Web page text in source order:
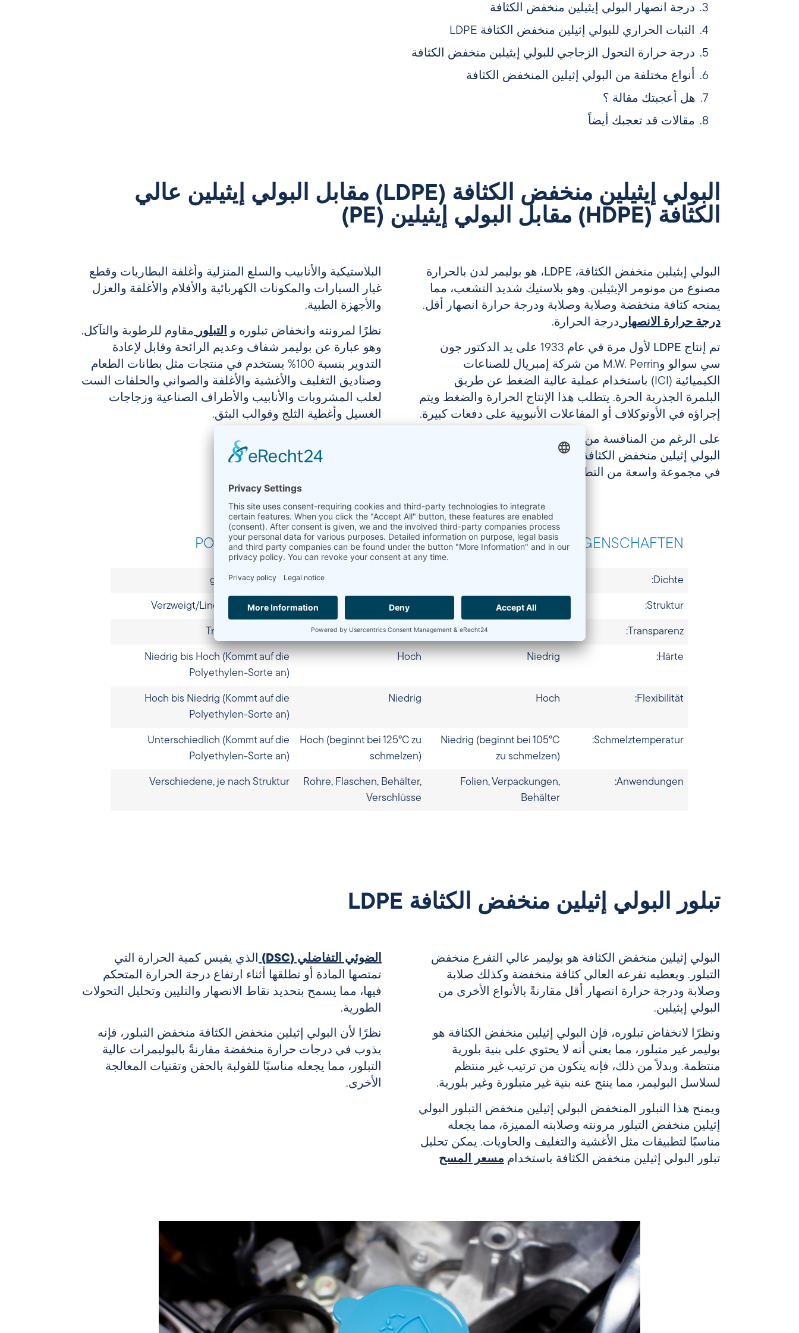
درجة انصهار البولي إيثيلين منخفض الكثافة
الثبات الحراري للبولي إثيلين منخفض الكثافة LDPE
درجة حرارة التحول الزجاجي للبولي إيثيلين منخفض الكثافة
أنواع مختلفة من البولي إثيلين المنخفض الكثافة
هل أعجبتك مقالة ؟
مقالات قد تعجبك أيضاً
البولي إيثيلين منخفض الكثافة (LDPE) مقابل البولي إيثيلين عالي
الكثافة (HDPE) مقابل البولي إيثيلين (PE)
البولي إيثيلين منخفض الكثافة، LDPE،
هو بوليمر لدن بالحرارة
مصنوع من مونومر الإيثيلين. وهو بلاستيك شديد التشعب، مما
يمنحه كثافة منخفضة وصلابة وصلابة ودرجة حرارة انصهار أقل.
درجة حرارة الانصهار درجة الحرارة.
تم إنتاج LDPE
لأول مرة في عام 1933 على يد الدكتور جون
سي سوالو وM.W. Perrin من شركة إمبريال للصناعات
الكيميائية (ICI) باستخدام عملية عالية الضغط عن طريق
البلمرة الجذرية الحرة. يتطلب هذا الإنتاج الحرارة والضغط ويتم
إجراؤه في الأوتوكلاف أو المفاعلات الأنبوبية على دفعات كبيرة.
على الرغم من المنافسة من البوليمرات الأكثر حداثة، لا يزال
البولي إثيلين منخفض الكثافة
من البلاستيك المهم. فهو يُستخدم
في مجموعة واسعة من التطبيقات، بما في ذلك الحاويات
البلاستيكية والأنابيب والسلع المنزلية وأغلفة البطاريات وقطع
غيار السيارات والمكونات الكهربائية والأفلام والأغلفة والعزل
والأجهزة الطبية.
نظرًا لمرونته وانخفاض تبلوره و التبلور مقاوم للرطوبة والتآكل.
وهو عبارة عن بوليمر شفاف وعديم الرائحة وقابل لإعادة
التدوير بنسبة 100% يستخدم في منتجات مثل بطانات الطعام
وصناديق التغليف والأغشية والأغلفة والصواني والحلقات الست
لعلب المشروبات والأنابيب والأطراف الصناعية وزجاجات
الغسيل وأغطية الثلج وقوالب البثق.
EIGENSCHAFTEN
LDPE
HDPE
POLYETHYLEN
Dichte:
Hoch (0,941–0,965 g/cm3)
0.915–0.96 g/cm3
Struktur:
Verzweigt
Linear
Verzweigt/Linear/Cross-linked
Transparenz:
Opaq
Transparent/Opaq
Härte:
Niedrig
Hoch
Niedrig bis Hoch (Kommt auf die
Polyethylen-Sorte an)
Flexibilität:
Hoch
Niedrig
Hoch bis Niedrig (Kommt auf die
Polyethylen-Sorte an)
Schmelztemperatur:
Niedrig (beginnt bei 105°C
zu schmelzen)
Hoch (beginnt bei 125°C zu
schmelzen)
Unterschiedlich (Kommt auf die
Polyethylen-Sorte an)
Anwendungen:
Folien, Verpackungen,
Behälter
Rohre, Flaschen, Behälter,
Verschlüsse
Verschiedene, je nach Struktur
تبلور البولي إثيلين منخفض الكثافة LDPE
البولي إثيلين منخفض الكثافة هو بوليمر عالي التفرع منخفض
التبلور . ويعطيه تفرعه العالي كثافة منخفضة وكذلك صلابة
وصلابة ودرجة حرارة انصهار أقل مقارنةً بالأنواع الأخرى من
البولي إيثيلين.
ونظرًا لانخفاض تبلوره، فإن البولي إثيلين منخفض الكثافة هو
بوليمر غير متبلور، مما يعني أنه لا يحتوي على بنية بلورية
منتظمة. وبدلاً من ذلك، فإنه يتكون من ترتيب غير منتظم
لسلاسل البوليمر، مما ينتج عنه بنية غير متبلورة وغير بلورية.
ويمنح هذا التبلور المنخفض البولي إثيلين منخفض التبلور البولي
إثيلين منخفض التبلور مرونته وصلابته المميزة، مما يجعله
مناسبًا لتطبيقات مثل الأغشية والتغليف والحاويات. يمكن تحليل
تبلور
البولي إثيلين منخفض الكثافة باستخدام مسعر المسح
الضوئي التفاضلي (DSC)
الذي يقيس كمية الحرارة التي
تمتصها المادة أو تطلقها أثناء ارتفاع درجة الحرارة المتحكم
فيها، مما يسمح بتحديد نقاط الانصهار والتليين وتحليل التحولات
الطورية.
نظرًا لأن البولي إثيلين منخفض الكثافة منخفض التبلور، فإنه
يذوب في درجات حرارة منخفضة مقارنةً بالبوليمرات عالية
التبلور، مما يجعله مناسبًا للقولبة بالحقن وتقنيات المعالجة
الأخرى.